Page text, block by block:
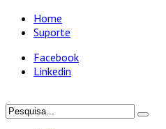
Home
Suporte
Facebook
Linkedin